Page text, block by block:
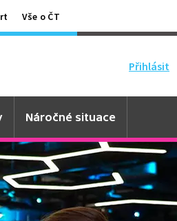
Vše o ČT
Přihlásit
Náročné situace